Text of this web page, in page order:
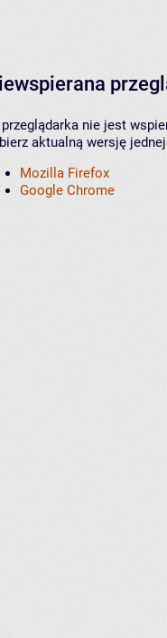
przeglądarka nie jest
aktualną wersję
Mozilla Firefox
Google Chrome